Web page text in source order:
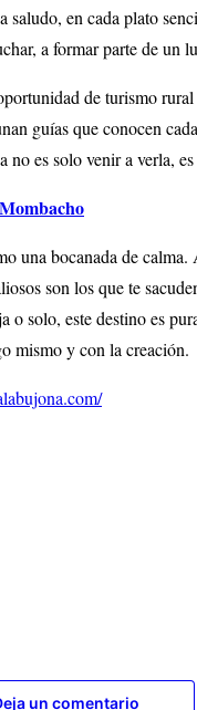
en cada plato
a formar parte de un
de turismo
guías que conocen
es solo venir a verla,
una bocanada de
son los que te
o solo, este destino es
mismo y con la creación.
un comentario